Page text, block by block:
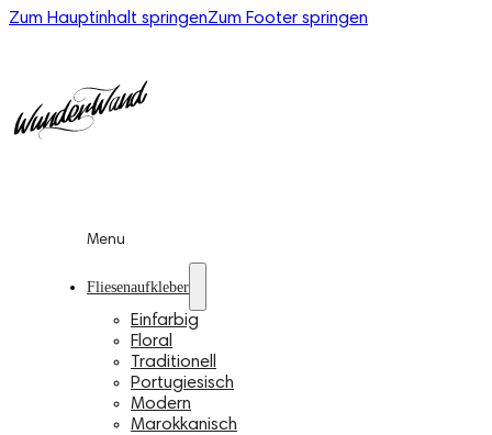
Zum Hauptinhalt springenZum Footer springen
Menu
Fliesenaufkleber
Einfarbig
Floral
Traditionell
Portugiesisch
Modern
Marokkanisch